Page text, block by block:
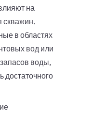
на
скважин.
в областях
вод или
воды,
достаточного